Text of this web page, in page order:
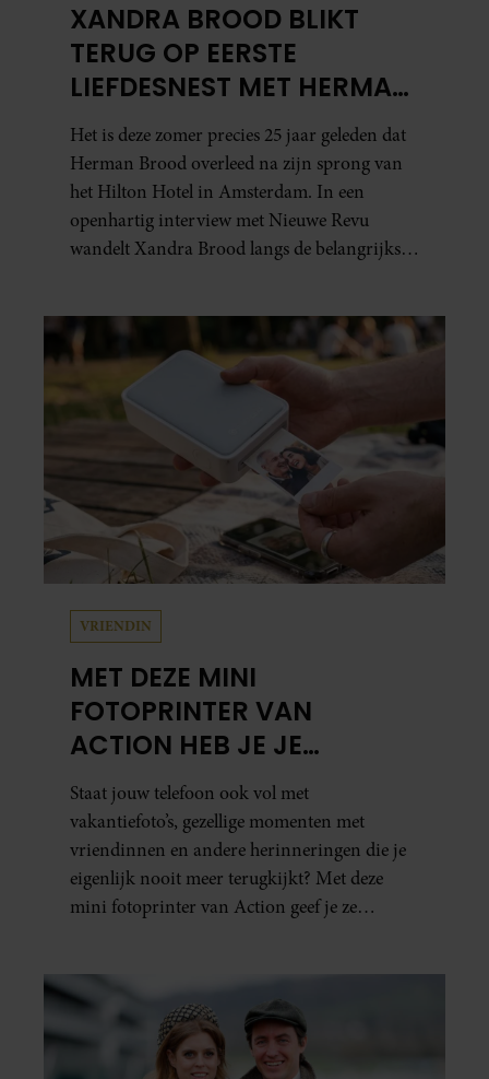
XANDRA BROOD BLIKT
TERUG OP EERSTE
LIEFDESNEST MET HERMAN
BROOD: “HIER IS LOLA
GEBOREN”
Het is deze zomer precies 25 jaar geleden dat
Herman Brood overleed na zijn sprong van
het Hilton Hotel in Amsterdam. In een
openhartig interview met Nieuwe Revu
wandelt Xandra Brood langs de belangrijkste
Leidsedwarsstraat roept een stortvloed aan
herinneringen op. Daar begon hun leven
samen en werd dochter Lola geboren.
VRIENDIN
MET DEZE MINI
FOTOPRINTER VAN
ACTION HEB JE JE
FAVORIETE FOTO’S BINNEN
ÉÉN MINUUT IN HANDEN
Staat jouw telefoon ook vol met
vakantiefoto’s, gezellige momenten met
vriendinnen en andere herinneringen die je
eigenlijk nooit meer terugkijkt? Met deze
mini fotoprinter van Action geef je ze
al in handen.